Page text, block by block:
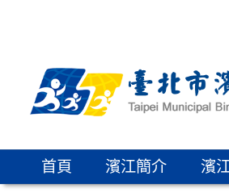
區
首頁 濱江簡介 濱